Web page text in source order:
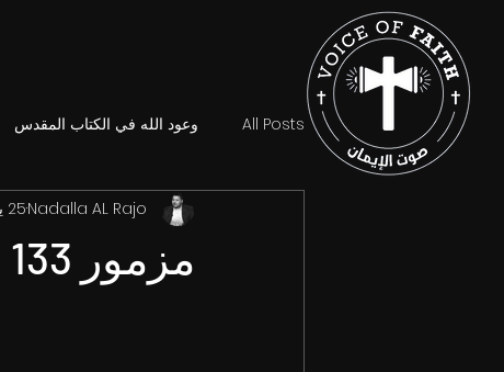
All Posts وعود الله في الكتاب المقدس
مزمور 133
Nadalla AL Rajo25 يناير 2023